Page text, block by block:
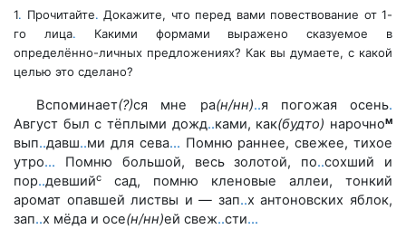
1. Прочитайте. Докажите, что перед вами повествование от 1-
го лица. Какими формами выражено сказуемое в
определённо-личных предложениях? Как вы думаете, с какой
целью это сделано?
Вспоминает(?)ся мне ра(н/нн)..я погожая осень.
Август был с тёплыми дожд..ками, как(будто) нарочном
вып..давш..ми для сева... Помню раннее, свежее, тихое
утро... Помню большой, весь золотой, по..сохший и
пор..девшийс
сад, помню кленовые аллеи, тонкий
аромат опавшей листвы и— зап..х антоновских яблок,
зап..х мёда и осе(н/нн)ей свеж..сти...